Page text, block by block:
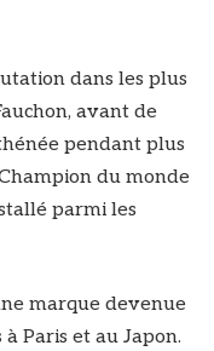
dans les plus
avant de
pendant plus
du monde
parmi les
marque devenue
Paris et au Japon.